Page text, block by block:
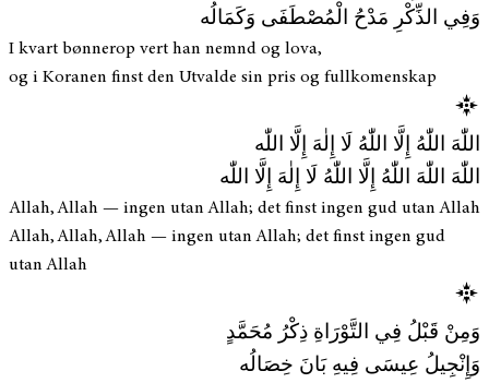
وَفِي الذِّكْرِ مَدْحُ الْمُصْطَفَى وَكَمَالُه
I kvart bønnerop vert han nemnd og lova,
og i Koranen finst den Utvalde sin pris og fullkomenskap
اللّٰهَ اللّٰهُ إِلَّا اللّٰهُ لَا إِلٰهَ إِلَّا اللّٰه
اللّٰهَ اللّٰهَ اللّٰهُ إِلَّا اللّٰهُ لَا إِلٰهَ إِلَّا اللّٰه
Allah, Allah — ingen utan Allah; det finst ingen gud utan Allah
Allah, Allah, Allah — ingen utan Allah; det finst ingen gud
utan Allah
وَمِنْ قَبْلُ فِي التَّوْرَاةِ ذِكْرُ مُحَمَّدٍ
وَإِنْجِيلُ عِيسَى فِيهِ بَانَ خِصَالُه